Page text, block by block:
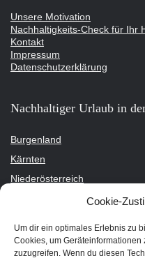
Cookie-
Um dir ein optimales Erlebnis zu
Cookies, um
zuzugreifen. Wenn du diesen
Unsere Motivation
Nachhaltigkeits-Check für Ihr
Kontakt
Impressum
Datenschutzerklärung
Nachhaltiger Urlaub in
Burgenland
Kärnten
Niederösterreich
Steiermark